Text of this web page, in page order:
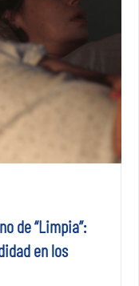
de “Limpia”:
en los